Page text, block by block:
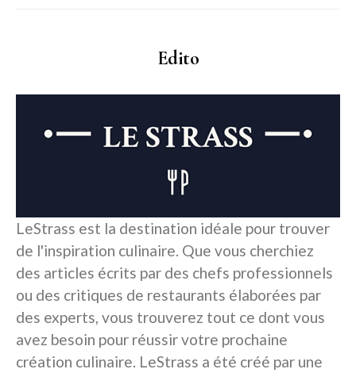
Edito
LeStrass est la destination idéale pour trouver
de l'inspiration culinaire. Que vous cherchiez
des articles écrits par des chefs professionnels
ou des critiques de restaurants élaborées par
des experts, vous trouverez tout ce dont vous
avez besoin pour réussir votre prochaine
création culinaire. LeStrass a été créé par une